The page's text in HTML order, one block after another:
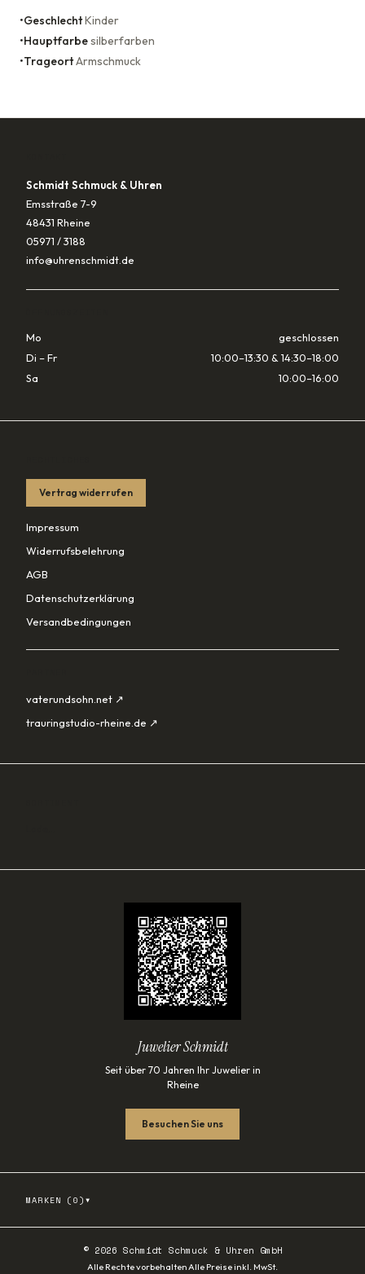
•GeschlechtKinder
•Hauptfarbesilberfarben
•TrageortArmschmuck
Schmidt Schmuck & Uhren
Emsstraße 7-9
48431 Rheine
05971 / 3188
info@uhrenschmidt.de
Mo
geschlossen
Di – Fr
10:00–13:30 & 14:30–18:00
Sa
10:00–16:00
Vertrag widerrufen
Impressum
Widerrufsbelehrung
AGB
Datenschutzerklärung
Versandbedingungen
vaterundsohn.net ↗
trauringstudio-rheine.de ↗
Juwelier Schmidt
Seit über 70 Jahren Ihr Juwelier in
Rheine
Besuchen Sie uns
MARKEN ( 0 ) ▾
© 2026 Schmidt Schmuck & Uhren GmbH
Alle Rechte vorbehaltenAlle Preise inkl. MwSt.